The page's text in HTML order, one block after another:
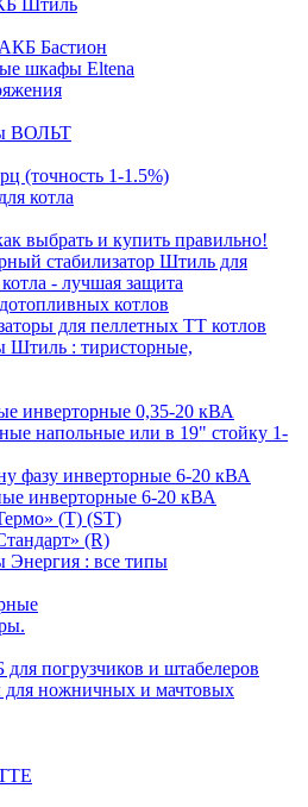
Штиль
Бастион
шкафы Eltena
ВОЛЬТ
(точность 1-1.5%)
котла
выбрать и купить правильно!
стабилизатор Штиль для
котла - лучшая защита
котлов
для пеллетных ТТ котлов
Штиль : тиристорные,
инверторные 0,35-20 кВА
напольные или в 19" стойку 1-
фазу инверторные 6-20 кВА
инверторные 6-20 кВА
(T) (ST)
(R)
Энергия : все типы
погрузчиков и штабелеров
для ножничных и мачтовых